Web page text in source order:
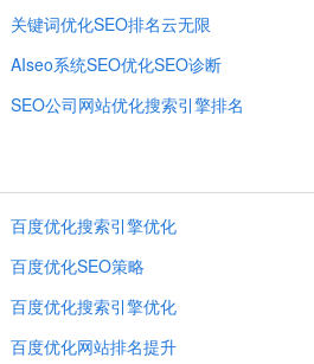
关键词优化SEO排名云无限
AIseo系统SEO优化SEO诊断
SEO公司网站优化搜索引擎排名
百度优化搜索引擎优化
百度优化SEO策略
百度优化搜索引擎优化
百度优化网站排名提升